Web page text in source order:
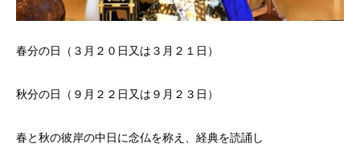
春分の日（３月２０日又は３月２１日）
秋分の日（９月２２日又は９月２３日）
春と秋の彼岸の中日に念仏を称え、経典を読誦し